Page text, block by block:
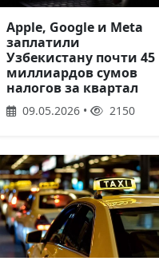
Apple, Google и Meta
заплатили
Узбекистану почти 45
миллиардов сумов
налогов за квартал
09.05.2026 • 2150